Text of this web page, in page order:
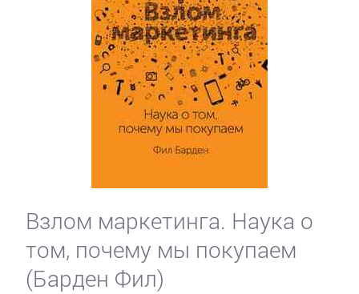
Взлом маркетинга. Наука о
том, почему мы покупаем
(Барден Фил)